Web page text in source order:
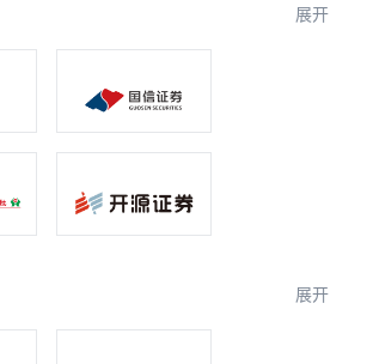
展开
展开